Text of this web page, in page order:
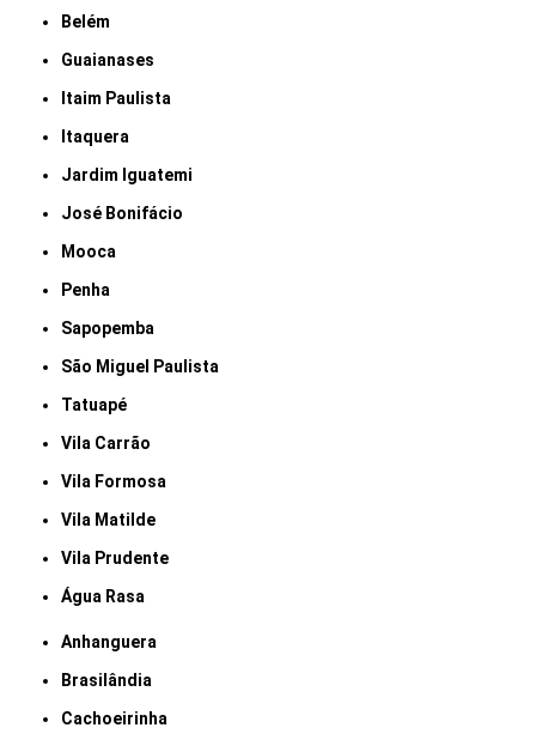
Belém
Guaianases
Itaim Paulista
Itaquera
Jardim Iguatemi
José Bonifácio
Mooca
Penha
Sapopemba
São Miguel Paulista
Tatuapé
Vila Carrão
Vila Formosa
Vila Matilde
Vila Prudente
Água Rasa
Anhanguera
Brasilândia
Cachoeirinha